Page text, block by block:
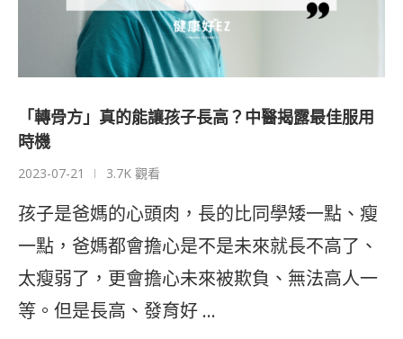
「轉骨方」真的能讓孩子長高？中醫揭露最佳服用
時機
2023-07-21 3.7K 觀看
孩子是爸媽的心頭肉，長的比同學矮一點、瘦
一點，爸媽都會擔心是不是未來就長不高了、
太瘦弱了，更會擔心未來被欺負、無法高人一
等。但是長高、發育好 …